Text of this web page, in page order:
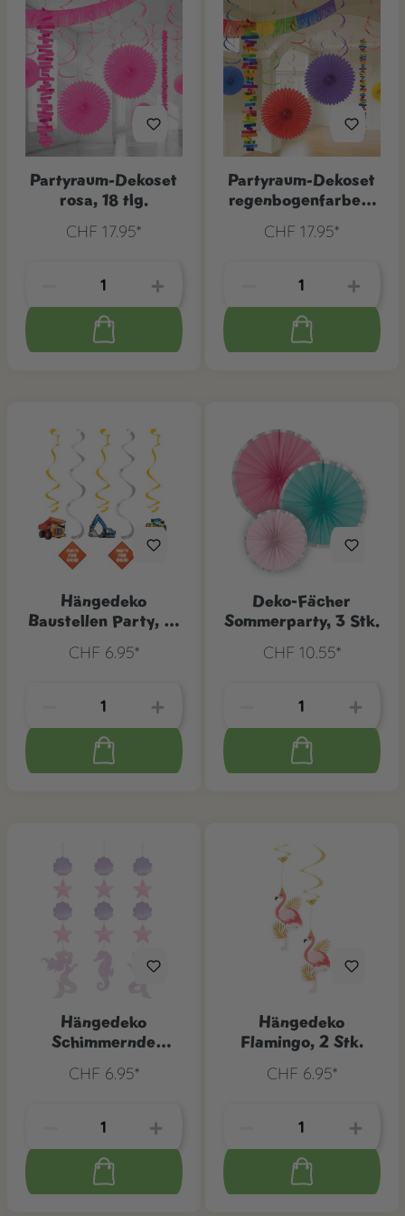
Partyraum-Dekoset
rosa, 18 tlg.
CHF 17.95*
Partyraum-Dekoset
regenbogenfarben,
CHF 17.95*
Hängedeko
Baustellen Party, 5-
CHF 6.95*
Deko-Fächer
Sommerparty, 3 Stk.
CHF 10.55*
Hängedeko
Schimmernde
CHF 6.95*
Hängedeko
Flamingo, 2 Stk.
CHF 6.95*